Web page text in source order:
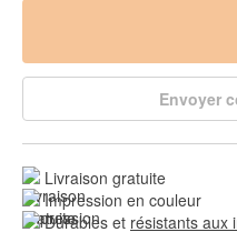
Envoyer
Livraison gratuite
Impression en couleur
Durables et résistants aux